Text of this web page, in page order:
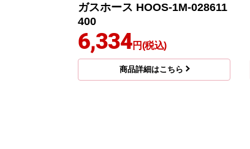
ガスホース HOOS-1M-028611
400
6,334円(税込)
商品詳細はこちら